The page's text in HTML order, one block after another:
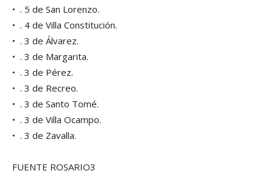
• . 5 de San Lorenzo.
• . 4 de Villa Constitución.
• . 3 de Álvarez.
• . 3 de Margarita.
• . 3 de Pérez.
• . 3 de Recreo.
• . 3 de Santo Tomé.
• . 3 de Villa Ocampo.
• . 3 de Zavalla.
FUENTE ROSARIO3